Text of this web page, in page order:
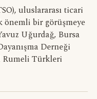
uluslararası ticari
bir görüşmeye
Uğurdağ, Bursa
Derneği
Rumeli Türkleri